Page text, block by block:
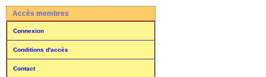
Accès membres
Connexion
Conditions d'accès
Contact